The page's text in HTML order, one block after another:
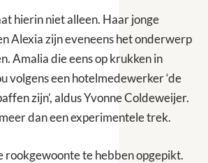
hierin niet alleen. Haar jonge
Alexia zijn eveneens het onderwerp
Amalia die eens op krukken in
volgens een hotelmedewerker ‘de
zijn’, aldus Yvonne Coldeweijer.
dan een experimentele trek.
rookgewoonte te hebben opgepikt.